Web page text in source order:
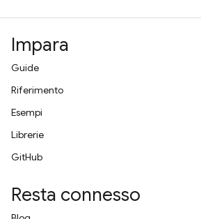
Impara
Guide
Riferimento
Esempi
Librerie
GitHub
Resta connesso